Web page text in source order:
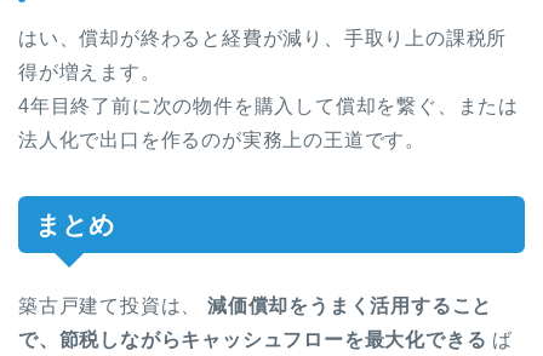
はい、償却が終わると経費が減り、手取り上の課税所
得が増えます。
4年目終了前に次の物件を購入して償却を繋ぐ、または
法人化で出口を作るのが実務上の王道です。
まとめ
築古戸建て投資は、 減価償却をうまく活用すること
で、節税しながらキャッシュフローを最大化できる ば